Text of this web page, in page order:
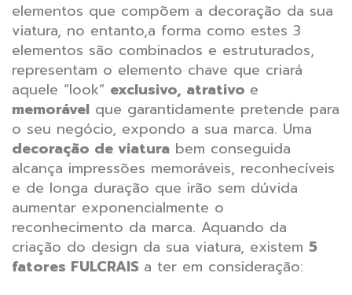
elementos que compõem a decoração da sua
viatura, no entanto,a forma como estes 3
elementos são combinados e estruturados,
representam o elemento chave que criará
aquele “look” exclusivo, atrativo e
memorável que garantidamente pretende para
o seu negócio, expondo a sua marca. Uma
decoração de viatura bem conseguida
alcança impressões memoráveis, reconhecíveis
e de longa duração que irão sem dúvida
aumentar exponencialmente o
reconhecimento da marca. Aquando da
criação do design da sua viatura, existem 5
fatores FULCRAIS a ter em consideração: